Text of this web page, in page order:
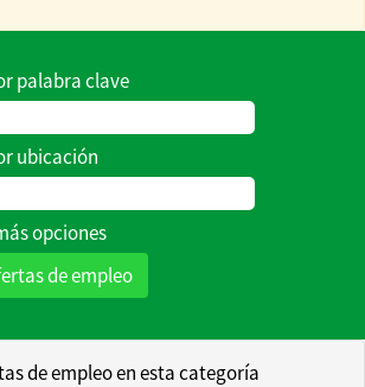
de
palabra clave
ubicación
opciones
de empleo en esta categoría